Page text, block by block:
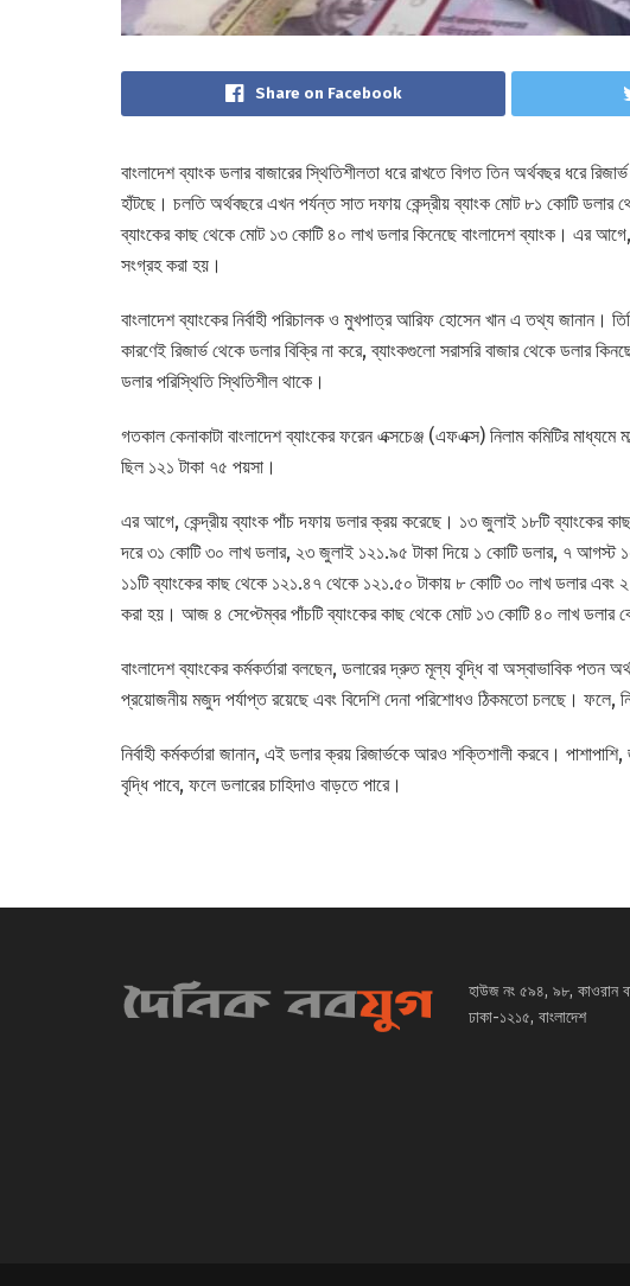
Share on Facebook
বাংলাদেশ ব্যাংক ডলার বাজারের স্থিতিশীলতা ধরে রাখতে বিগত তিন অর্থবছর ধরে
হাঁটছে। চলতি অর্থবছরে এখন পর্যন্ত সাত দফায় কেন্দ্রীয় ব্যাংক মোট ৮১ কোটি ডলার
ব্যাংকের কাছ থেকে মোট ১৩ কোটি ৪০ লাখ ডলার কিনেছে বাংলাদেশ ব্যাংক। এর
সংগ্রহ করা হয়।
বাংলাদেশ ব্যাংকের নির্বাহী পরিচালক ও মুখপাত্র আরিফ হোসেন খান এ তথ্য জানান।
কারণেই রিজার্ভ থেকে ডলার বিক্রি না করে, ব্যাংকগুলো সরাসরি বাজার থেকে ডলার
ডলার পরিস্থিতি স্থিতিশীল থাকে।
গতকাল কেনাকাটা বাংলাদেশ ব্যাংকের ফরেন এক্সচেঞ্জ (এফএক্স) নিলাম কমিটির
ছিল ১২১ টাকা ৭৫ পয়সা।
এর আগে, কেন্দ্রীয় ব্যাংক পাঁচ দফায় ডলার ক্রয় করেছে। ১৩ জুলাই ১৮টি ব্যাংকের
দরে ৩১ কোটি ৩০ লাখ ডলার, ২৩ জুলাই ১২১.৯৫ টাকা দিয়ে ১ কোটি ডলার, ৭
১১টি ব্যাংকের কাছ থেকে ১২১.৪৭ থেকে ১২১.৫০ টাকায় ৮ কোটি ৩০ লাখ ডলার এবং
করা হয়। আজ ৪ সেপ্টেম্বর পাঁচটি ব্যাংকের কাছ থেকে মোট ১৩ কোটি ৪০ লাখ ডলার
বাংলাদেশ ব্যাংকের কর্মকর্তারা বলছেন, ডলারের দ্রুত মূল্য বৃদ্ধি বা অস্বাভাবিক পতন
প্রয়োজনীয় মজুদ পর্যাপ্ত রয়েছে এবং বিদেশি দেনা পরিশোধও ঠিকমতো চলছে। ফলে,
নির্বাহী কর্মকর্তারা জানান, এই ডলার ক্রয় রিজার্ভকে আরও শক্তিশালী করবে।
বৃদ্ধি পাবে, ফলে ডলারের চাহিদাও বাড়তে পারে।
হাউজ নং ৫৯৪, ৯৮, কাওরান
ঢাকা-১২১৫, বাংলাদেশ